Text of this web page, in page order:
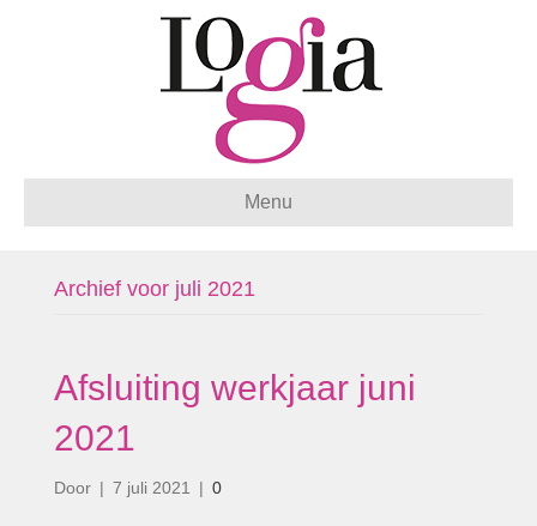
Menu
Archief voor juli 2021
Afsluiting werkjaar juni
2021
Door | 7 juli 2021 | 0